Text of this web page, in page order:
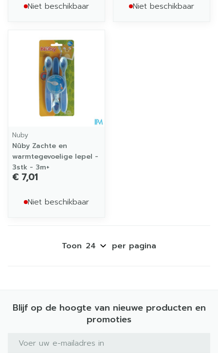
Niet beschikbaar Niet beschikbaar
Nuby
Nûby Zachte en
warmtegevoelige lepel -
3stk - 3m+
€ 7,01
Niet beschikbaar
Toon per pagina
Blijf op de hoogte van nieuwe producten en
promoties
E-mail adres